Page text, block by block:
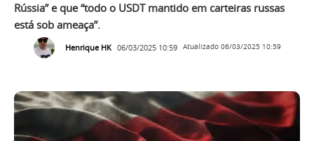
Rússia” e que “todo o USDT mantido em carteiras russas
está sob ameaça”.
Henrique HK 06/03/2025 10:59 Atualizado 06/03/2025 10:59